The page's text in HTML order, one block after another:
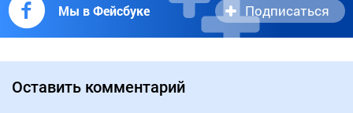
Мы в Фейсбуке Подписаться
Оставить комментарий